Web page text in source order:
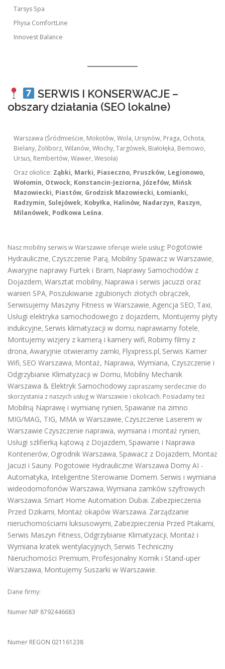
Tarsys Spa
Physa ComfortLine
Innovest Balance
SERWIS I KONSERWACJE –
obszary działania (SEO lokalne)
Warszawa (Śródmieście, Mokotów, Wola, Ursynów, Praga, Ochota,
Bielany, Żoliborz, Wilanów, Włochy, Targówek, Białołęka, Bemowo,
Ursus, Rembertów, Wawer, Wesoła)
Oraz okolice: Ząbki, Marki, Piaseczno, Pruszków, Legionowo,
Wołomin, Otwock, Konstancin-Jeziorna, Józefów, Mińsk
Mazowiecki, Piastów, Grodzisk Mazowiecki, Łomianki,
Radzymin, Sulejówek, Kobyłka, Halinów, Nadarzyn, Raszyn,
Milanówek, Podkowa Leśna.
Nasz mobilny serwis w Warszawie oferuje wiele usług: Pogotowie
Hydrauliczne, Czyszczenie Parą, Mobilny Spawacz w Warszawie,
Awaryjne naprawy Furtek i Bram, Naprawy Samochodów z
Dojazdem, Warsztat mobilny, Naprawa i serwis jacuzzi oraz
wanien SPA, Poszukiwanie zgubionych złotych obrączek,
Serwisujemy Maszyny Fitness w Warszawie, Agencja SEO, Taxi,
Usługi elektryka samochodowego z dojazdem, Montujemy płyty
indukcyjne, Serwis klimatyzacji w domu, naprawiamy fotele,
Montujemy wizjery z kamerą i kamery wifi, Robimy filmy z
drona, Awaryjnie otwieramy zamki, Flyxpress.pl, Serwis Kamer
Wifi, SEO Warszawa, Montaż, Naprawa, Wymiana, Czyszczenie i
Odgrzybianie Klimatyzacji w Domu, Mobilny Mechanik
Warszawa & Elektryk Samochodowy zapraszamy serdecznie do
skorzystania z naszych usług w Warszawie i okolicach. Posiadamy też
Mobilną Naprawę i wymianę rynien, Spawanie na zimno
MIG/MAG, TIG, MMA w Warszawie, Czyszczenie Laserem w
Warszawie Czyszczenie naprawa, wymiana i montaż rynien,
Usługi szlifierką kątową z Dojazdem, Spawanie i Naprawa
Kontenerów, Ogrodnik Warszawa, Spawacz z Dojazdem, Montaż
Jacuzi i Sauny. Pogotowie Hydrauliczne Warszawa Domy AI -
Automatyka, Inteligentne Sterowanie Domem. Serwis i wymiana
wideodomofonów Warszawa, Wymiana zamków szyfrowych
Warszawa. Smart Home Automation Dubai. Zabezpieczenia
Przed Dzikami, Montaż okapów Warszawa. Zarządzanie
nieruchomościami luksusowymi, Zabezpieczenia Przed Ptakami,
Serwis Maszyn Fitness, Odgrzybianie Klimatyzacji, Montaż i
Wymiana kratek wentylacyjnych, Serwis Techniczny
Nieruchomości Premium, Profesjonalny Komik i Stand-uper
Warszawa, Montujemy Suszarki w Warszawie.
Dane firmy:
Numer NIP 8792446683
Numer REGON 021161238